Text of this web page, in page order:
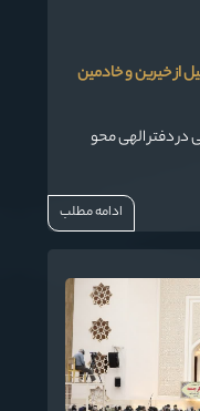
از خیرین و خادمین
دفتر الهی محو
ادامه مطلب